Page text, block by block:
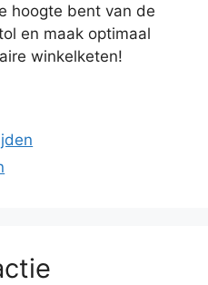
hoogte bent van de
en maak optimaal
winkelketen!